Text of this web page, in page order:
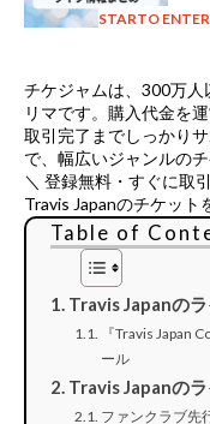
STARTO
チケジャムは、 300万人
リマです。購入代金を
取引完了までしっかり
で、幅広いジャンルの
＼ 登録無料・すぐに取
Travis Japanのチケット
Table of
Travis Japanの
『Travis Japan
ール
Travis Japanの
ファンクラブ先